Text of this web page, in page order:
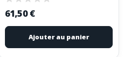
61,50 €
Ajouter au panier